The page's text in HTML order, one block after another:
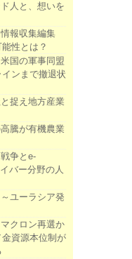
人と、想いを
報収集編集
性とは？
国の軍事同盟
ンまで撤退状
捉え地方産業
騰が有機農業
争とe-
バー分野の人
ユーラシア発
クロン再選か
資源本位制が